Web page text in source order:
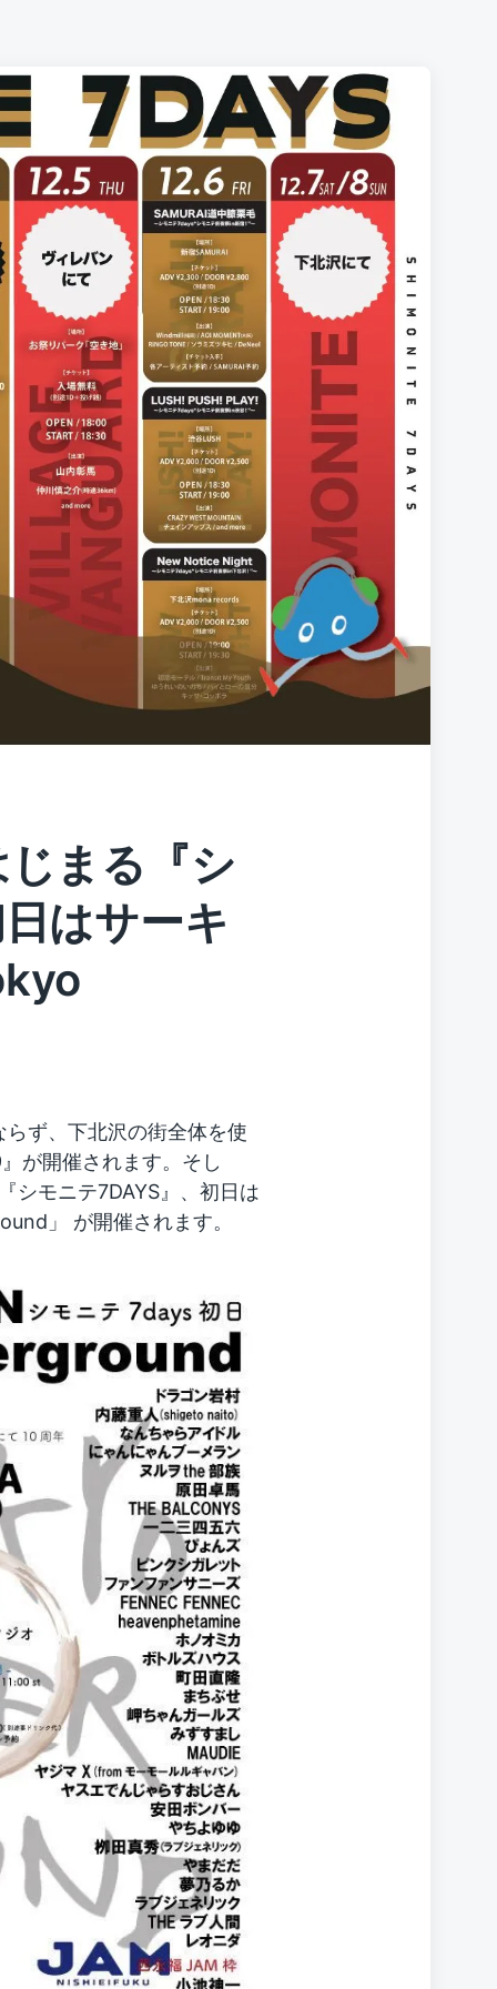
じまる『シ
はサーキ
ず、下北沢の街全体を使
が開催されます。そし
シモニテ7DAYS』、初日は
」 が開催されます。